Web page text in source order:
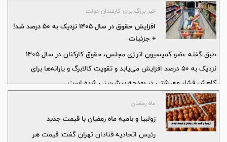
بودند؛ افزایشی که نه تنها سفره خانوارها را کوچک کرده، بلکه نفس
خرده‌فروشان محلی و سوپرمارکت‌ها را به شماره انداخته است. آنچه با
عنوان «اصلاح قیمت» یا «واقعی‌سازی نرخ‌ها» مطرح می‌شود، در عمل به
زنجیره‌ای از فشارهای مالی تبدیل شده که از تولیدکننده تا مصرف‌کننده
نهایی را درگیر کرده است.
خبر بزرگ برای کارمندان دولت
افزایش حقوق در سال ۱۴۰۵ نزدیک به ۵۰ درصد شد!
+ جزئیات
طبق گفته عضو کمیسیون انرژی مجلس، حقوق کارکنان در سال ۱۴۰۵
نزدیک به ۵۰ درصد افزایش می‌یابد و تقویت کالابرگ و یارانه‌ها برای
کاهش فشار معیشتی در بودجه پیش‌بینی شده است.
ماه رمضان
زولبیا و بامیه ماه رمضان با قیمت جدید
رئیس اتحادیه قنادان تهران گفت: قیمت هر